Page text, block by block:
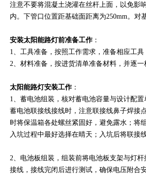
注意不要将混凝土浇灌在丝杆上面，以免影
内。下管口位置距基础面距离为250mm。
安装太阳能路灯前准备工作：
1、工具准备，按照工作需求，准备相应工
2、材料准备，按进货清单准备材料，并逐
太阳能路灯安装工作：
1、蓄电池组装，核对蓄电池容量与设计配
蓄电池联接线接线时，注意联接线鼻子焊接
时将保温箱各处螺丝紧固好，避免露水；将
入坑过程中最好选择在晴天；入坑后将联接
2、电池板组装，组装前将电池板支架与灯
接线，接线完闭后进行测试，确保电压附合